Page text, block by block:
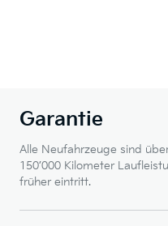
Garantie
Alle Neufahrzeuge sind
150’000 Kilometer
früher eintritt.